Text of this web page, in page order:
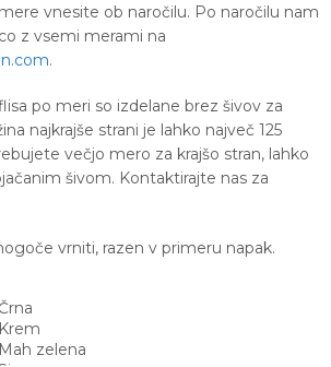
vnesite ob naročilu. Po naročilu nam
z vsemi merami na
.
po meri so izdelane brez šivov za
najkrajše strani je lahko največ 125
večjo mero za krajšo stran, lahko
šivom. Kontaktirajte nas za
vrniti, razen v primeru napak.
Krem
Mah zelena